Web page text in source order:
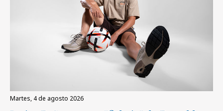
martes, 4 de agosto 2026